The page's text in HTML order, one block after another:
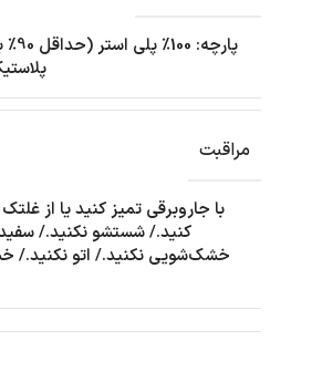
مراقبت
با جاروبرقی تمیز کنید یا از غلتک
کنید./ شستشو نکنید./
خشک‌شویی نکنید./ اتو